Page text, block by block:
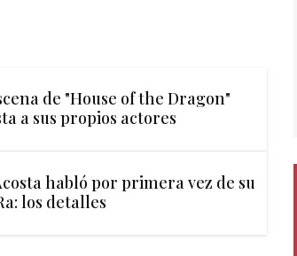
de "House of the Dragon"
a sus propios actores
habló por primera vez de su
los detalles